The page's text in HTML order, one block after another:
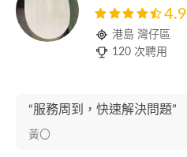
4.9
港島 灣仔區
120 次聘用
“服務周到，快速解決問題”
黃〇